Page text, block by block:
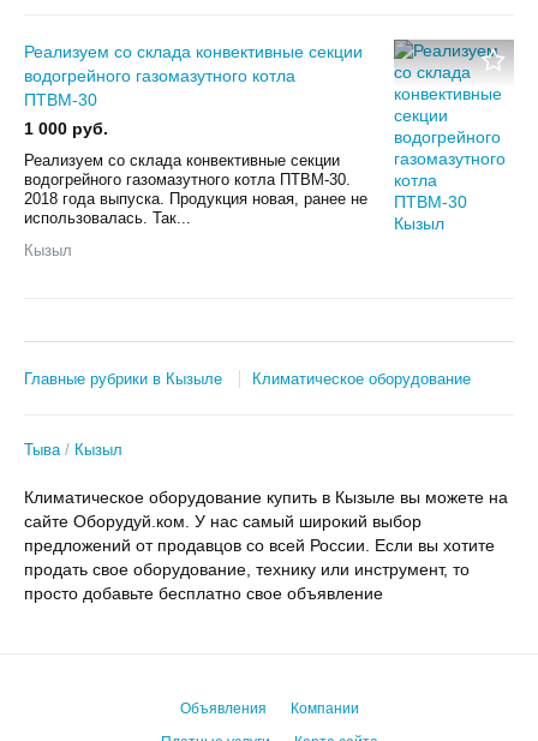
Реализуем со склада конвективные секции
водогрейного газомазутного котла
ПТВМ-30
1 000 руб.
Реализуем со склада конвективные секции
водогрейного газомазутного котла ПТВМ-30.
2018 года выпуска. Продукция новая, ранее не
использовалась. Так...
Кызыл
Главные рубрики в Кызыле Климатическое оборудование
Тыва Кызыл
Климатическое оборудование купить в Кызыле вы можете на
сайте Оборудуй.ком. У нас самый широкий выбор
предложений от продавцов со всей России. Если вы хотите
продать свое оборудование, технику или инструмент, то
просто добавьте бесплатно свое объявление
Объявления
Компании